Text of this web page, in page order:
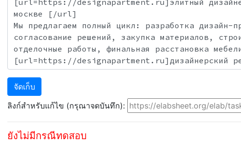
จัดเก็บ
ลิงก์สำหรับแก้ไข (กรุณาจดบันทึก):
ยังไม่มีกรณีทดสอบ